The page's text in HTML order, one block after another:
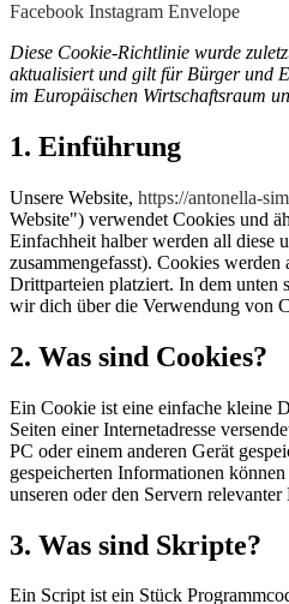
Facebook Instagram Envelope
Diese Cookie-Richtlinie wurde
aktualisiert und gilt für Bürger und
im Europäischen Wirtschaftsraum
1. Einführung
Unsere Website, https://antonella-
Website") verwendet Cookies und
Einfachheit halber werden all diese
zusammengefasst). Cookies werden
Drittparteien platziert. In dem unten
wir dich über die Verwendung von
2. Was sind Cookies?
Ein Cookie ist eine einfache kleine
Seiten einer Internetadresse
PC oder einem anderen Gerät
gespeicherten Informationen
unseren oder den Servern
3. Was sind Skripte?
Ein Script ist ein Stück